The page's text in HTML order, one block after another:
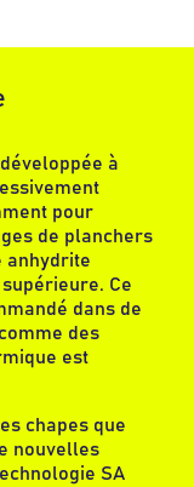
à
pour
de planchers
anhydrite
Ce
dans de
des
est
chapes que
nouvelles
SA